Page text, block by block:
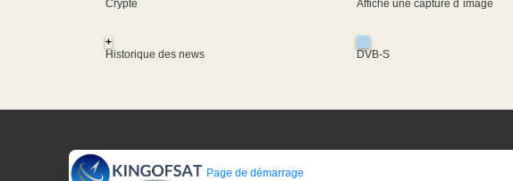
Crypté Affiche une capture d´image
+
Historique des news
DVB-S
Page de démarrage